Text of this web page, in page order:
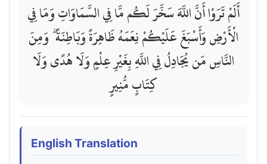
أَلَمْ تَرَوْا أَنَّ اللَّهَ سَخَّرَ لَكُم مَّا فِي السَّمَاوَاتِ وَمَا فِي
الْأَرْضِ وَأَسْبَغَ عَلَيْكُمْ نِعَمَهُ ظَاهِرَةً وَبَاطِنَةً ۗ وَمِنَ
النَّاسِ مَن يُجَادِلُ فِي اللَّهِ بِغَيْرِ عِلْمٍ وَلَا هُدًى وَلَا
كِتَابٍ مُّنِيرٍ
English Translation